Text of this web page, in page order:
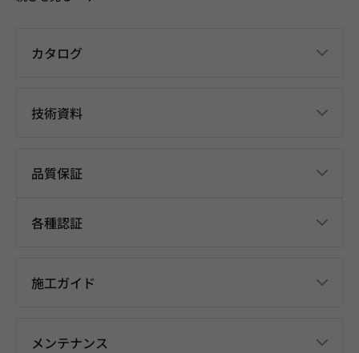
カタログ
技術資料
品質保証
各種認証
施工ガイド
メンテナンス